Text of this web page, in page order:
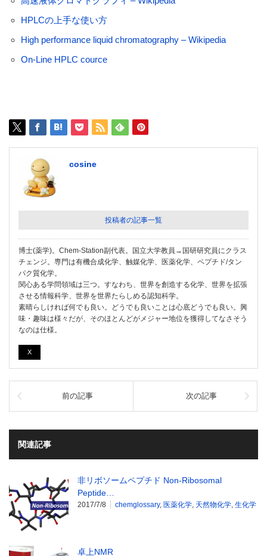
HPLCの上手な使い方
High performance liquid chromatography – Wikipedia
On-Line HPLC cource
cosine
投稿者の記事一覧
博士(薬学)。Chem-Station副代表。国立大学教員→国研研究員にクラス
チェンジ。専門は有機合成化学、触媒化学、医薬化学、ペプチド/タン
パク質化学。
関心ある学問領域は三つ。すなわち、世界を創造する化学、世界を拡張
させる情報科学、世界を世界たらしめる認知科学。
素晴らしければ何でも良い。どうでも良いことは心底どうでも良い。興
味・趣味は様々だが、そのほとんどがメジャー地位を獲得してなさそう
なのは仕様。
X
前の記事 次の記事
関連記事
非リボソームペプチド Non-Ribosomal
Peptide…
2017/7/8 chemglossary, 医薬化学, 天然物化学, 生化学
卓上NMR